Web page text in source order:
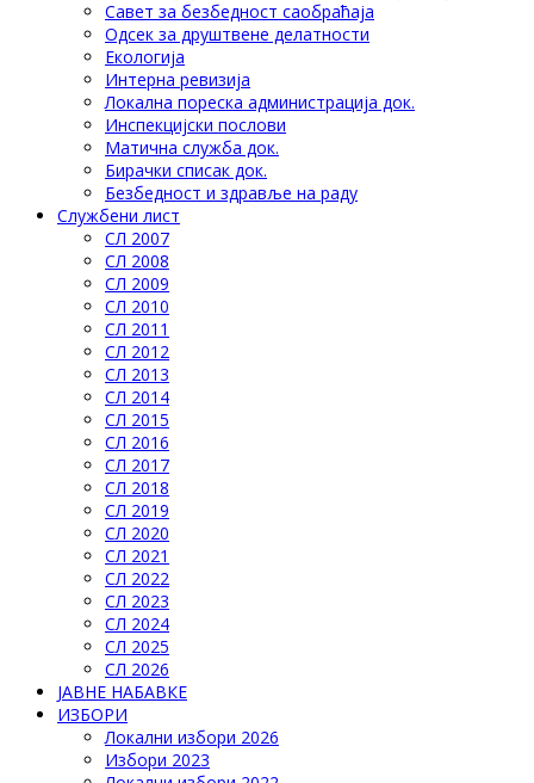
Савет за безбедност саобраћаја
Одсек за друштвене делатности
Eкологија
Интерна ревизија
Локална пореска администрација док.
Инспекцијски послови
Матична служба док.
Бирачки списак док.
Безбедност и здравље на раду
Службени лист
СЛ 2007
СЛ 2008
СЛ 2009
СЛ 2010
СЛ 2011
СЛ 2012
СЛ 2013
СЛ 2014
СЛ 2015
СЛ 2016
СЛ 2017
СЛ 2018
СЛ 2019
СЛ 2020
СЛ 2021
СЛ 2022
СЛ 2023
СЛ 2024
СЛ 2025
СЛ 2026
ЈАВНЕ НАБАВКЕ
ИЗБОРИ
Локални избори 2026
Избори 2023